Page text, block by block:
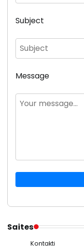
Subject
Message
Saites
Kontakti